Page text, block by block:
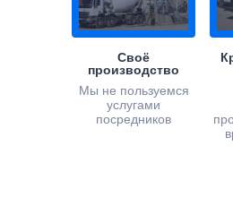
Своё
производство
Мы не пользуемся
услугами
посредников